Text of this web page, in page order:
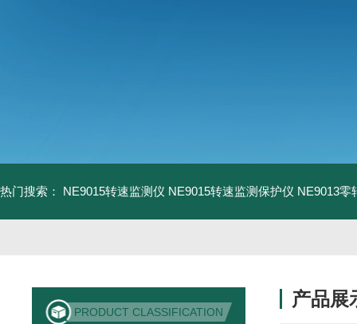
热门搜索： NE9015转速监测仪 NE9015转速监测保护仪 NE9013零
PRODUCT CLASSIFICATION
产品展